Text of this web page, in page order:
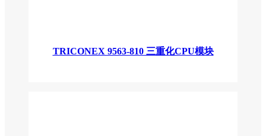
TRICONEX 9563-810 三重化CPU模块